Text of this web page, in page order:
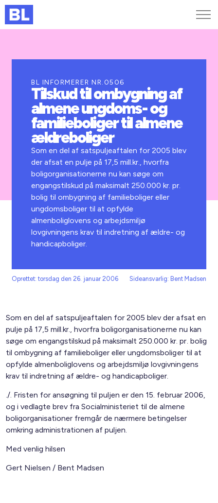
Kurser og arrangementer
Jobportalen
BL INFORMERER NR.0506
Tilskud til ombygning af
almene ungdoms- og
familieboliger til almene
ældreboliger
Som en del af satspuljeaftalen for 2005 blev
der afsat en pulje på 17,5 mill.kr., hvorfra
boligorganisationerne nu kan søge om
engangstilskud på maksimalt 250.000 kr. pr.
bolig til ombygning af familieboliger eller
ungdomsboliger til at opfylde
almenboliglovens og arbejdsmiljø
lovgivningens krav til indretning af ældre- og
handicapboliger.
Oprettet: torsdag den 26. januar 2006 Sideansvarlig: Bent Madsen
Som en del af satspuljeaftalen for 2005 blev der afsat en
pulje på 17,5 mill.kr., hvorfra boligorganisationerne nu kan
søge om engangstilskud på maksimalt 250.000 kr. pr. bolig
til ombygning af familieboliger eller ungdomsboliger til at
opfylde almenboliglovens og arbejdsmiljø lovgivningens
krav til indretning af ældre- og handicapboliger.
./. Fristen for ansøgning til puljen er den 15. februar 2006,
og i vedlagte brev fra Socialministeriet til de almene
boligorganisationer fremgår de nærmere betingelser
omkring administrationen af puljen.
Med venlig hilsen
Gert Nielsen / Bent Madsen